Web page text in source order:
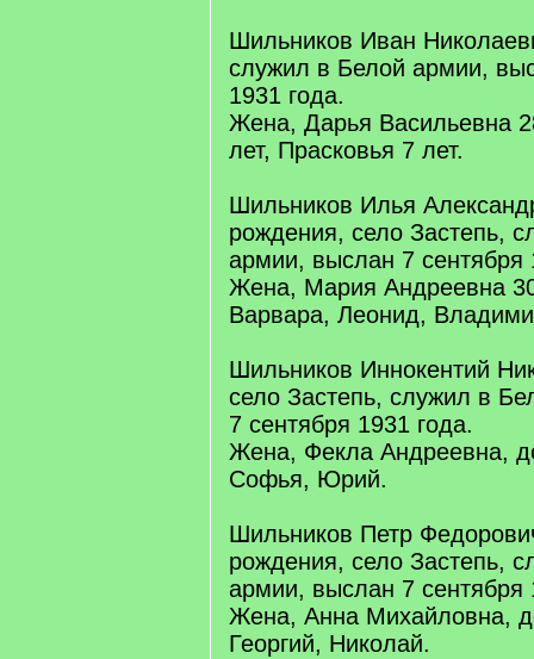
Шильников Иван
служил в Белой армии,
1931 года.
Жена, Дарья Васильевна
лет, Прасковья 7 лет.
Шильников Илья
рождения, село Застепь,
армии, выслан 7 сентября
Жена, Мария Андреевна
Варвара, Леонид,
Шильников Иннокентий
село Застепь, служил в
7 сентября 1931 года.
Жена, Фекла Андреевна,
Софья, Юрий.
Шильников Петр
рождения, село Застепь,
армии, выслан 7 сентября
Жена, Анна Михайловна,
Георгий, Николай.